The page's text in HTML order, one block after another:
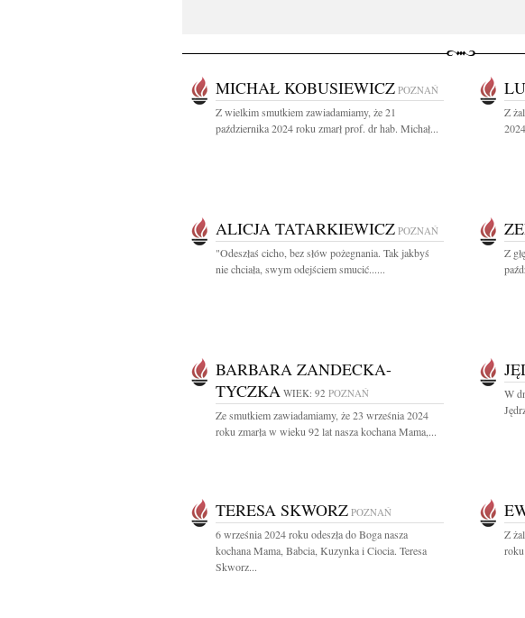
MICHAŁ KOBUSIEWICZ POZNAŃ
Z wielkim smutkiem zawiadamiamy, że 21
października 2024 roku zmarł prof. dr hab. Michał...
Z
ALICJA TATARKIEWICZ POZNAŃ
"Odeszłaś cicho, bez słów pożegnania. Tak jakbyś
nie chciała, swym odejściem smucić......
Z
BARBARA ZANDECKA-
TYCZKA WIEK: 92 POZNAŃ
Ze smutkiem zawiadamiamy, że 23 września 2024
roku zmarła w wieku 92 lat nasza kochana Mama,...
W
TERESA SKWORZ POZNAŃ
6 września 2024 roku odeszła do Boga nasza
kochana Mama, Babcia, Kuzynka i Ciocia. Teresa
Skworz...
Z
roku